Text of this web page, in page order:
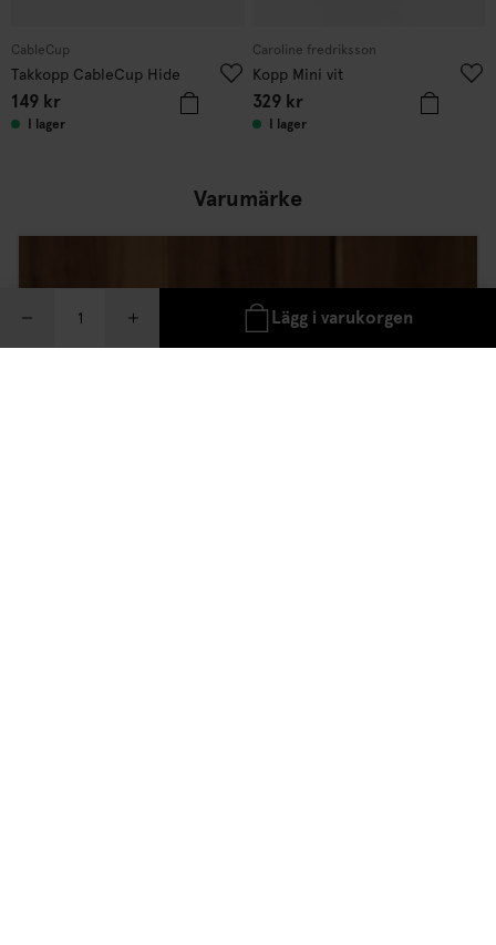
Lägg i varukorgen
CableCup
Takkopp CableCup Hide
149 kr
I lager
Caroline fredriksson
Kopp Mini vit
329kr
I lager
Varumärke